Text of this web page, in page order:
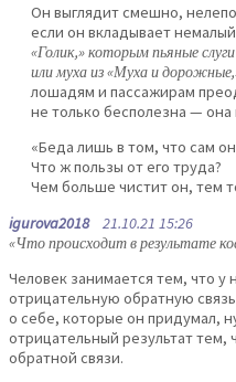
Он выглядит смешно,
если он вкладывает
«Голик,» которым пьяные
или муха из «Муха и
лошадям и пассажирам
не только бесполезна — она
«Беда лишь в том, что сам
Что ж пользы от его труда?
Чем больше чистит он, тем
igurova201821.10.21 15:26
«Что происходит в результате
Человек занимается тем, что у
отрицательную обратную
о себе, которые он придумал,
отрицательный результат тем,
обратной связи.